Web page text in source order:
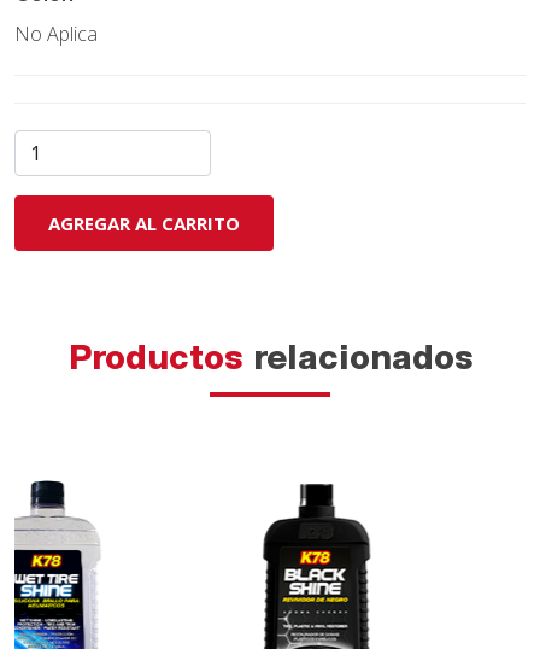
No Aplica
AGREGAR AL CARRITO
Productosrelacionados